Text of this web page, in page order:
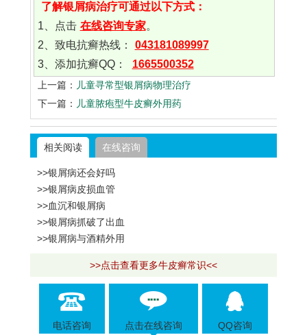
了解银屑病治疗可通过以下方式：
1、点击 在线咨询专家。
2、致电抗癣热线：
043181089997
3、添加抗癣QQ：
1665500352
上一篇： 儿童寻常型银屑病物理治疗
下一篇： 儿童脓疱型牛皮癣外用药
相关阅读 在线咨询
>>银屑病还会好吗
>>银屑病皮损血管
>>血沉和银屑病
>>银屑病抓破了出血
>>银屑病与酒精外用
>>点击查看更多牛皮癣常识<<
电话咨询 点击在线咨询 QQ咨询